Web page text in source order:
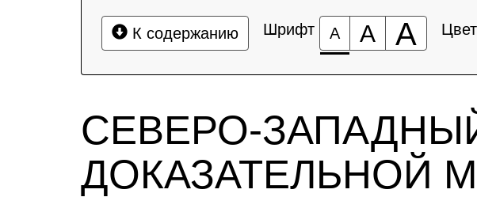
К содержанию Шрифт А А А Цвет
СЕВЕРО-
ДОКАЗАТЕЛЬНОЙ